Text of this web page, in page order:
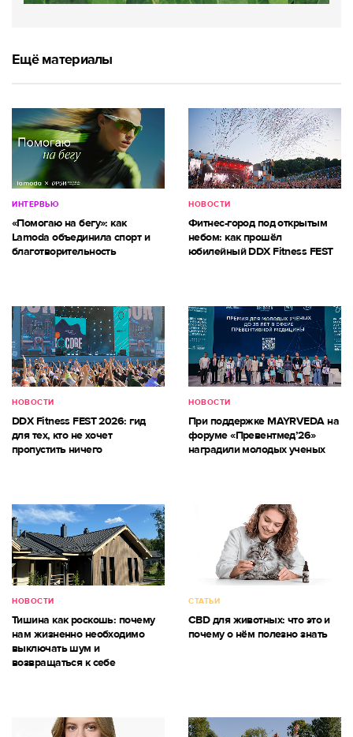
Ещё материалы
ИНТЕРВЬЮ
«Помогаю на бегу»: как
Lamoda объединила спорт и
благотворительность
НОВОСТИ
Фитнес-город под открытым
небом: как прошёл
юбилейный DDX Fitness FEST
НОВОСТИ
DDX Fitness FEST 2026: гид
для тех, кто не хочет
пропустить ничего
НОВОСТИ
При поддержке MAYRVEDA на
форуме «Превентмед’26»
наградили молодых ученых
НОВОСТИ
Тишина как роскошь: почему
нам жизненно необходимо
выключать шум и
возвращаться к себе
СТАТЬИ
CBD для животных: что это и
почему о нём полезно знать